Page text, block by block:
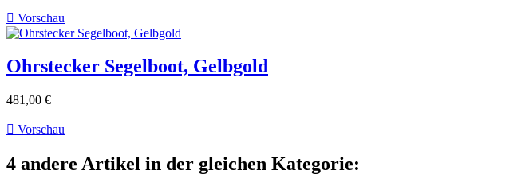
 Vorschau
Ohrstecker Segelboot, Gelbgold
481,00 €
 Vorschau
4 andere Artikel in der gleichen Kategorie: